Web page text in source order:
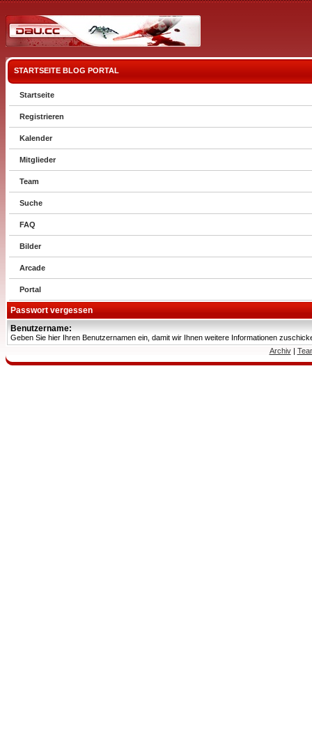
STARTSEITE BLOG PORTAL
Startseite
Registrieren
Kalender
Mitglieder
Team
Suche
FAQ
Bilder
Arcade
Portal
Passwort vergessen
Benutzername:
Geben Sie hier Ihren Benutzernamen ein, damit wir Ihnen weitere Informationen
Archiv|